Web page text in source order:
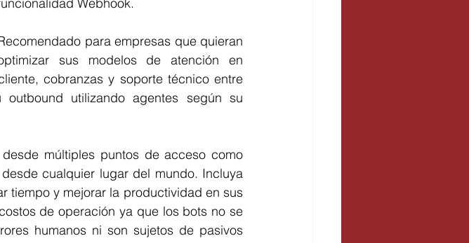
para empresas que quieran
sus modelos de atención en
cobranzas y soporte técnico entre
utilizando agentes según su
múltiples puntos de acceso como
cualquier lugar del mundo. Incluya
tiempo y mejorar la productividad en sus
de operación ya que los bots no se
humanos ni son sujetos de pasivos